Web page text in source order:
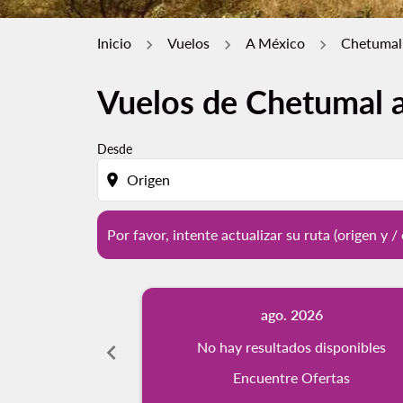
Inicio Vuelos A México
Vuelos de Chetumal
Desde
location_on
Por favor, intente actualizar su ruta (origen y
Por favor, intente actualizar su ruta (origen
chevron_left
ago. 2026
No hay resultados disponibles
Encuentre Ofertas